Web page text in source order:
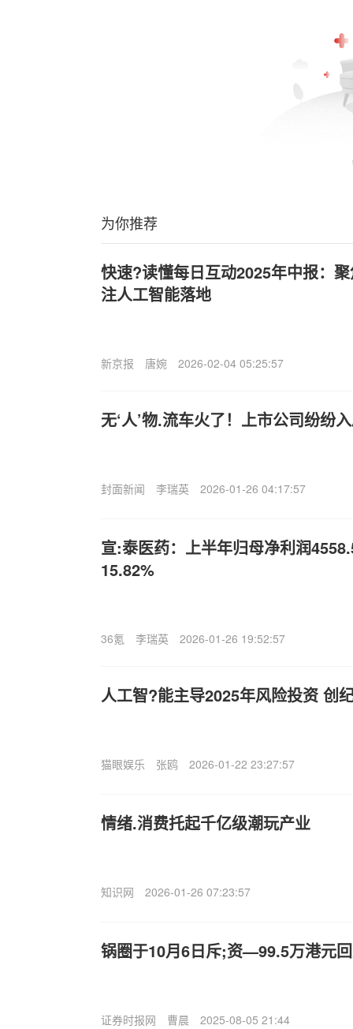
为你推荐
快速?读懂每日互动2025年中报：
注人工智能落地
新京报 唐婉 2026-02-04 05:25:57
无‘人’物.流车火了！上市公司纷纷
封面新闻 李瑞英 2026-01-26 04:17:57
宣:泰医药：上半年归母净利润
15.82%
36氪 李瑞英 2026-01-26 19:52:57
人工智?能主导2025年风险投资 创
猫眼娱乐 张鸥 2026-01-22 23:27:57
情绪.消费托起千亿级潮玩产业
知识网 2026-01-26 07:23:57
锅圈于10月6日斥;资—99.5万港元
证券时报网 曹晨 2025-08-05 21:44